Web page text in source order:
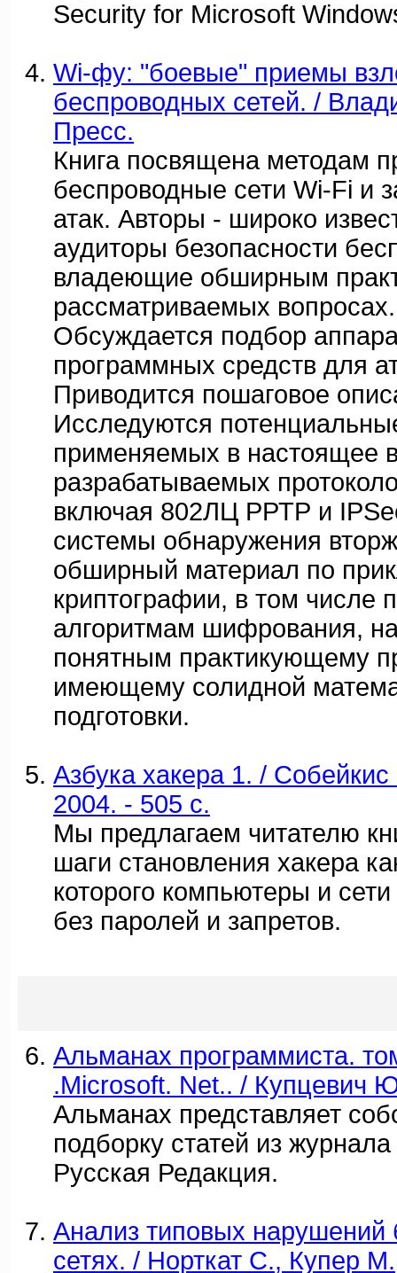
Security for Microsoft
Wi-фу: "боевые" приемы
беспроводных сетей. /
Пресс.
Книга посвящена методам
беспроводные сети Wi-Fi и
атак. Авторы - широко
аудиторы безопасности
владеющие обширным
рассматриваемых вопросах.
Обсуждается подбор
программных средств для
Приводится пошаговое
Исследуются
применяемых в настоящее
разрабатываемых
включая 802ЛЦ РРТР и
системы обнаружения
обширный материал по
криптографии, в том числе
алгоритмам шифрования,
понятным практикующему
имеющему солидной
подготовки.
Азбука хакера 1. /
2004. - 505 c.
Мы предлагаем читателю
шаги становления хакера
которого компьютеры и
без паролей и запретов.
Альманах программиста.
.Microsoft. Net.. / Купцевич
Альманах представляет
подборку статей из
Русская Редакция.
Анализ типовых нарушений
сетях. / Норткат С., Купер